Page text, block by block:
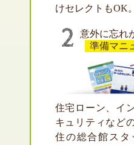
けセレクトもOK。
意外に忘れ
準備マニ
住宅ローン、イ
キュリティなど
住の総合館スタ